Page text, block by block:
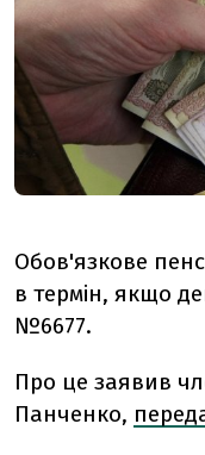
Обов'язкове
в термін, якщо
№6677.
Про це заявив
Панченко,